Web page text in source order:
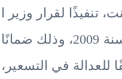
لقرار وزير
339 لسنة 2009، وذلك ضمانًا
في التسعير، ومنعًا